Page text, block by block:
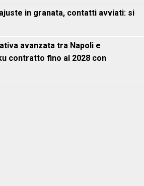
in granata, contatti avviati: si
avanzata tra Napoli e
contratto fino al 2028 con